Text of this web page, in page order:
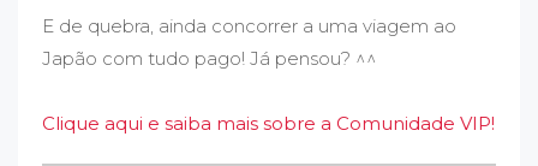
E de quebra, ainda concorrer a uma viagem ao
Japão com tudo pago! Já pensou? ^^
Clique aqui e saiba mais sobre a Comunidade VIP!